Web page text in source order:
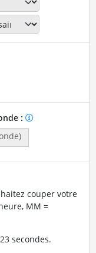
:
couper votre
MM =
secondes.